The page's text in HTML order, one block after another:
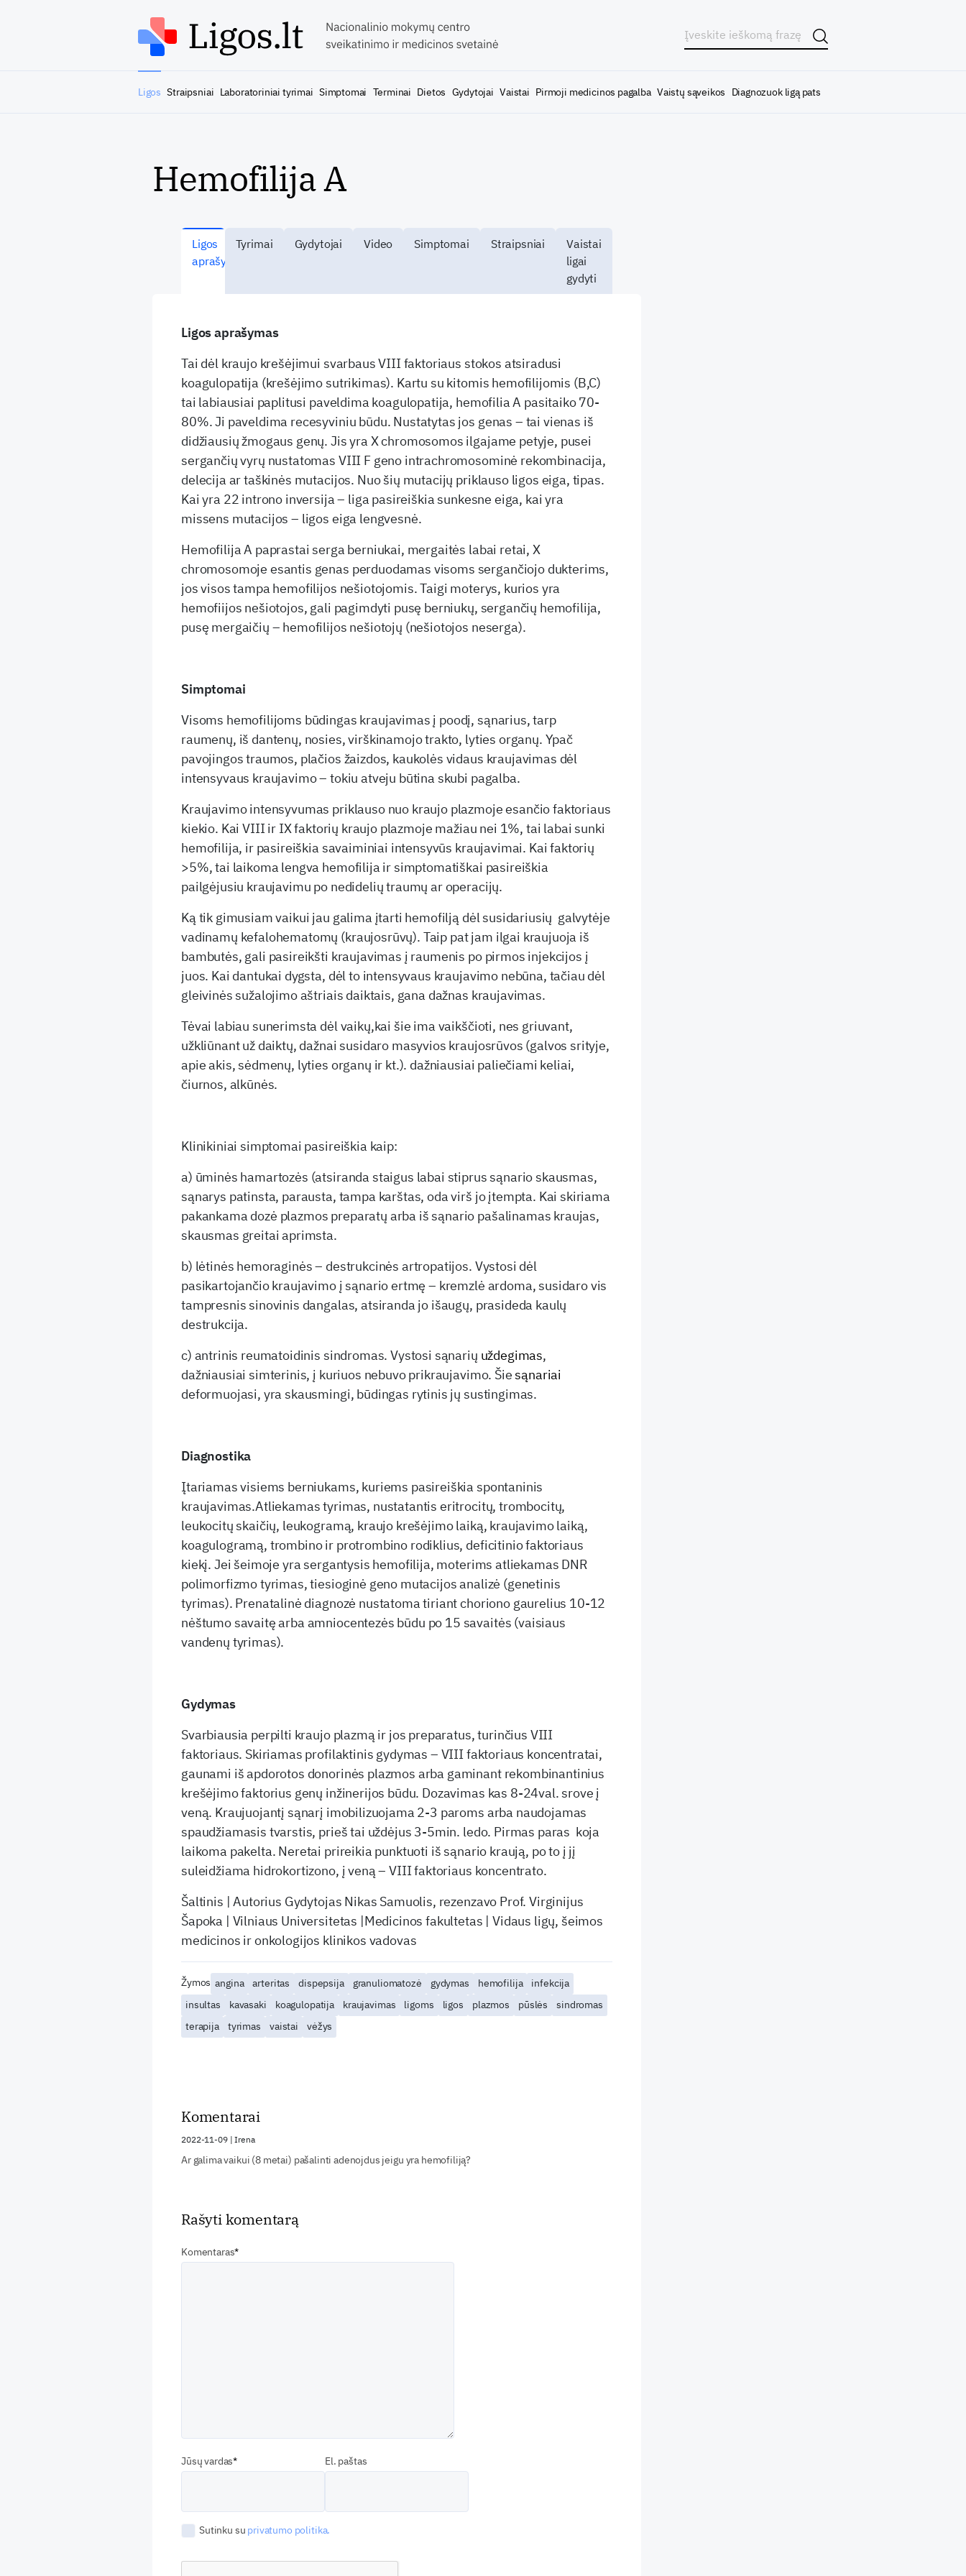
Ligos Straipsniai Laboratoriniai tyrimai Simptomai Terminai Dietos Gydytojai Vaistai Pirmoji medicinos pagalba Vaistų sąveikos Diagnozuok ligą pats
Hemofilija A
Ligos
aprašymas
Tyrimai Gydytojai Video Simptomai Straipsniai
Vaistai
ligai
gydyti
Ligos aprašymas
Tai dėl kraujo krešėjimui svarbaus VIII faktoriaus stokos atsiradusi
koagulopatija (krešėjimo sutrikimas). Kartu su kitomis hemofilijomis (B,C)
tai labiausiai paplitusi paveldima koagulopatija, hemofilia A pasitaiko 70-
80%. Ji paveldima recesyviniu būdu. Nustatytas jos genas – tai vienas iš
didžiausių žmogaus genų. Jis yra X chromosomos ilgajame petyje, pusei
sergančių vyrų nustatomas VIII F geno intrachromosominė rekombinacija,
delecija ar taškinės mutacijos. Nuo šių mutacijų priklauso ligos eiga, tipas.
Kai yra 22 introno inversija – liga pasireiškia sunkesne eiga, kai yra
missens mutacijos – ligos eiga lengvesnė.
Hemofilija A paprastai serga berniukai, mergaitės labai retai, X
chromosomoje esantis genas perduodamas visoms sergančiojo dukterims,
jos visos tampa hemofilijos nešiotojomis. Taigi moterys, kurios yra
hemofiijos nešiotojos, gali pagimdyti pusę berniukų, sergančių hemofilija,
pusę mergaičių – hemofilijos nešiotojų (nešiotojos neserga).
Simptomai
Visoms hemofilijoms būdingas kraujavimas į poodį, sąnarius, tarp
raumenų, iš dantenų, nosies, virškinamojo trakto, lyties organų. Ypač
pavojingos traumos, plačios žaizdos, kaukolės vidaus kraujavimas dėl
intensyvaus kraujavimo – tokiu atveju būtina skubi pagalba.
Kraujavimo intensyvumas priklauso nuo kraujo plazmoje esančio faktoriaus
kiekio. Kai VIII ir IX faktorių kraujo plazmoje mažiau nei 1%, tai labai sunki
hemofilija, ir pasireiškia savaiminiai intensyvūs kraujavimai. Kai faktorių
>5%, tai laikoma lengva hemofilija ir simptomatiškai pasireiškia
pailgėjusiu kraujavimu po nedidelių traumų ar operacijų.
Ką tik gimusiam vaikui jau galima įtarti hemofilją dėl susidariusių galvytėje
vadinamų kefalohematomų (kraujosrūvų). Taip pat jam ilgai kraujuoja iš
bambutės, gali pasireikšti kraujavimas į raumenis po pirmos injekcijos į
juos. Kai dantukai dygsta, dėl to intensyvaus kraujavimo nebūna, tačiau dėl
gleivinės sužalojimo aštriais daiktais, gana dažnas kraujavimas.
Tėvai labiau sunerimsta dėl vaikų,kai šie ima vaikščioti, nes griuvant,
užkliūnant už daiktų, dažnai susidaro masyvios kraujosrūvos (galvos srityje,
apie akis, sėdmenų, lyties organų ir kt.). dažniausiai paliečiami keliai,
čiurnos, alkūnės.
Klinikiniai simptomai pasireiškia kaip:
a) ūminės hamartozės (atsiranda staigus labai stiprus sąnario skausmas,
sąnarys patinsta, parausta, tampa karštas, oda virš jo įtempta. Kai skiriama
pakankama dozė plazmos preparatų arba iš sąnario pašalinamas kraujas,
skausmas greitai aprimsta.
b) lėtinės hemoraginės – destrukcinės artropatijos. Vystosi dėl
pasikartojančio kraujavimo į sąnario ertmę – kremzlė ardoma, susidaro vis
tampresnis sinovinis dangalas, atsiranda jo išaugų, prasideda kaulų
destrukcija.
c) antrinis reumatoidinis sindromas. Vystosi sąnarių uždegimas,
dažniausiai simterinis, į kuriuos nebuvo prikraujavimo. Šiesąnariai
deformuojasi, yra skausmingi, būdingas rytinis jų sustingimas.
Diagnostika
Įtariamas visiems berniukams, kuriems pasireiškia spontaninis
kraujavimas.Atliekamas tyrimas, nustatantis eritrocitų, trombocitų,
leukocitų skaičių, leukogramą, kraujo krešėjimo laiką, kraujavimo laiką,
koagulogramą, trombino ir protrombino rodiklius, deficitinio faktoriaus
kiekį. Jei šeimoje yra sergantysis hemofilija, moterims atliekamas DNR
polimorfizmo tyrimas, tiesioginė geno mutacijos analizė (genetinis
tyrimas). Prenatalinė diagnozė nustatoma tiriant choriono gaurelius 10-12
nėštumo savaitę arba amniocentezės būdu po 15 savaitės (vaisiaus
vandenų tyrimas).
Gydymas
Svarbiausia perpilti kraujo plazmą ir jos preparatus, turinčius VIII
faktoriaus. Skiriamas profilaktinis gydymas – VIII faktoriaus koncentratai,
gaunami iš apdorotos donorinės plazmos arba gaminant rekombinantinius
krešėjimo faktorius genų inžinerijos būdu. Dozavimas kas 8-24val. srove į
veną. Kraujuojantį sąnarį imobilizuojama 2-3 paroms arba naudojamas
spaudžiamasis tvarstis, prieš tai uždėjus 3-5min. ledo. Pirmas paras koja
laikoma pakelta. Neretai prireikia punktuoti iš sąnario kraują, po to į jį
suleidžiama hidrokortizono, į veną – VIII faktoriaus koncentrato.
Šaltinis | Autorius Gydytojas Nikas Samuolis, rezenzavo Prof. Virginijus
Šapoka | Vilniaus Universitetas |Medicinos fakultetas | Vidaus ligų, šeimos
medicinos ir onkologijos klinikos vadovas
Žymos angina arteritas dispepsija granuliomatozė gydymas hemofilija
infekcija
insultas
kavasaki koagulopatija kraujavimas ligoms ligos plazmos pūslės
sindromas
terapija
tyrimas vaistai vėžys
Komentarai
2022-11-09|Irena
Ar galima vaikui (8 metai) pašalinti adenojdus jeigu yra hemofiliją?
Rašyti komentarą
Komentaras
Jūsų vardas El. paštas
Sutinku su privatumo politika.